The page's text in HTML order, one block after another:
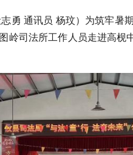
勇 通讯员 杨玟） 为筑牢暑
岭司法所工作人员走进高枧